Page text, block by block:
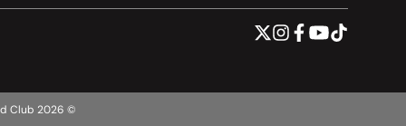
Club 2026 ©